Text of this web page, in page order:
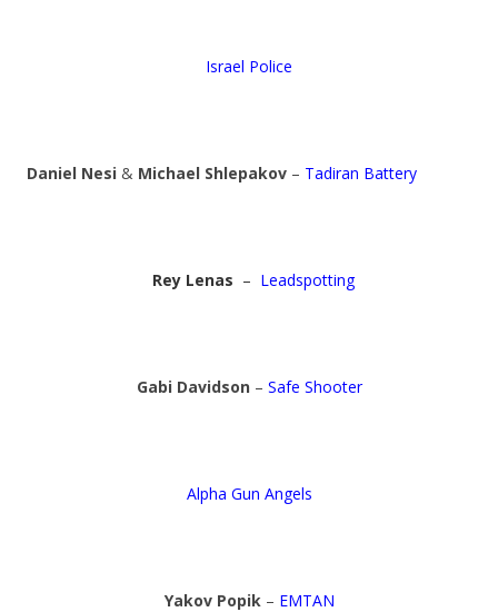
Israel Police
Daniel Nesi & Michael Shlepakov – Tadiran Battery
Rey Lenas – Leadspotting
Gabi Davidson– Safe Shooter
Alpha Gun Angels
Yakov Popik – EMTAN